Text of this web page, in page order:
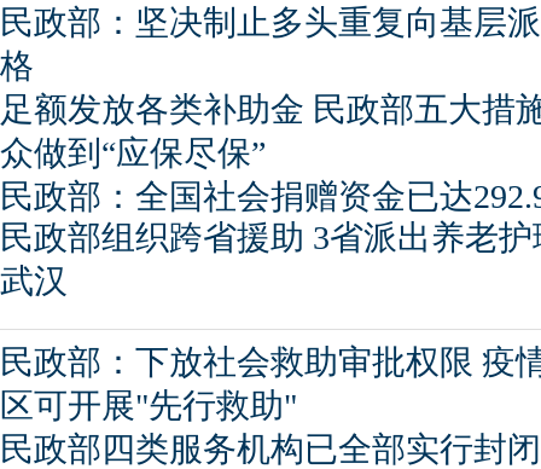
民政部：坚决制止多头重复向基层
格
足额发放各类补助金 民政部五大措
众做到“应保尽保”
民政部：全国社会捐赠资金已达
民政部组织跨省援助 3省派出养老
武汉
民政部：下放社会救助审批权限 疫
区可开展"先行救助"
民政部四类服务机构已全部实行封